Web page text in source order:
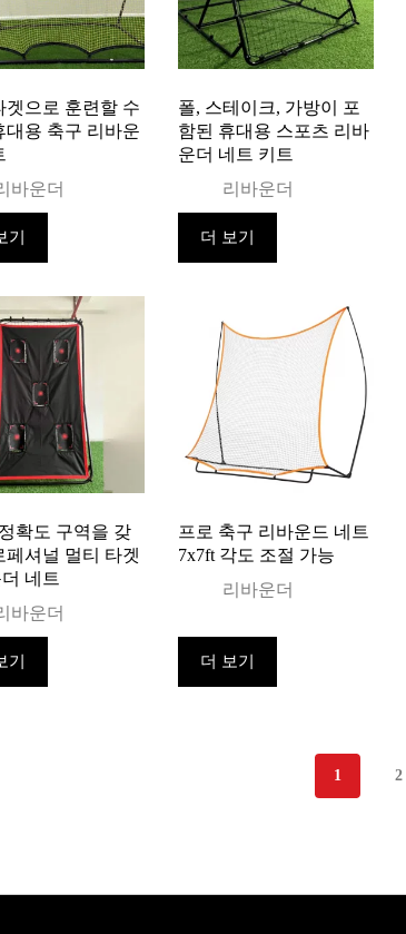
겟으로 훈련할 수
대용 축구 리바운
바운더
기
폴, 스테이크, 가방이 포
함된 휴대용 스포츠 리바
운더 네트 키트
리바운더
더 보기
확도 구역을 갖
페셔널 멀티 타겟
네트
바운더
기
프로 축구 리바운드 네트
7x7ft 각도 조절 가능
리바운더
더 보기
1 2